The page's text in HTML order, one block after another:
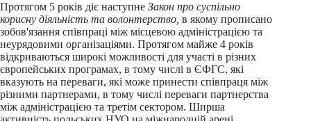
Протягом 5 років діє наступне Закон про суспільно
корисну діяльність та волонтерство, в якому прописано
зобов'язання співпраці між місцевою адміністрацією та
неурядовими організаціями. Протягом майже 4 років
відкриваються широкі можливості для участі в різних
європейських програмах, в тому числі в ЄФГС, які
вказують на переваги, які може принести співпраця між
різними партнерами, в тому числі переваги партнерства
між адміністрацією та третім сектором. Ширша